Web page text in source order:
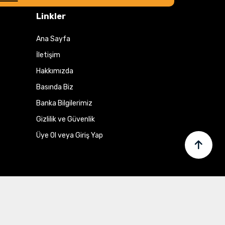
Linkler
Ana Sayfa
İletişim
Hakkımızda
Basında Biz
Banka Bilgilerimiz
Gizlilik ve Güvenlik
Üye Ol veya Giriş Yap